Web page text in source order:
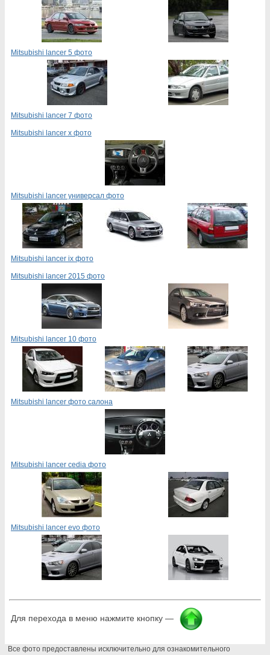
Mitsubishi lancer 5 фото
Mitsubishi lancer 7 фото
Mitsubishi lancer x фото
Mitsubishi lancer универсал фото
Mitsubishi lancer ix фото
Mitsubishi lancer 2015 фото
Mitsubishi lancer 10 фото
Mitsubishi lancer фото салона
Mitsubishi lancer cedia фото
Mitsubishi lancer evo фото
Для перехода в меню нажмите кнопку —
Все фото предоставлены исключительно для ознакомительного